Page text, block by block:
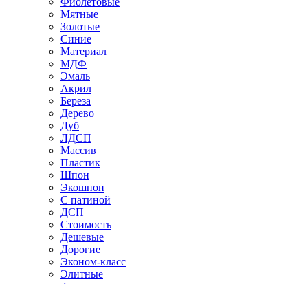
Мятные
Золотые
Синие
Материал
МДФ
Эмаль
Акрил
Береза
Дерево
Дуб
ЛДСП
Массив
Пластик
Шпон
Экошпон
С патиной
ДСП
Стоимость
Дешевые
Дорогие
Эконом-класс
Элитные